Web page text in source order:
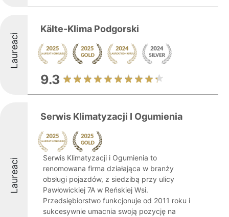
Laureaci
Kälte-Klima Podgorski
9.3
Laureaci
Serwis Klimatyzacji I Ogumienia
Serwis Klimatyzacji i Ogumienia to
renomowana firma działająca w branży
obsługi pojazdów, z siedzibą przy ulicy
Pawłowickiej 7A w Reńskiej Wsi.
Przedsiębiorstwo funkcjonuje od 2011 roku i
sukcesywnie umacnia swoją pozycję na